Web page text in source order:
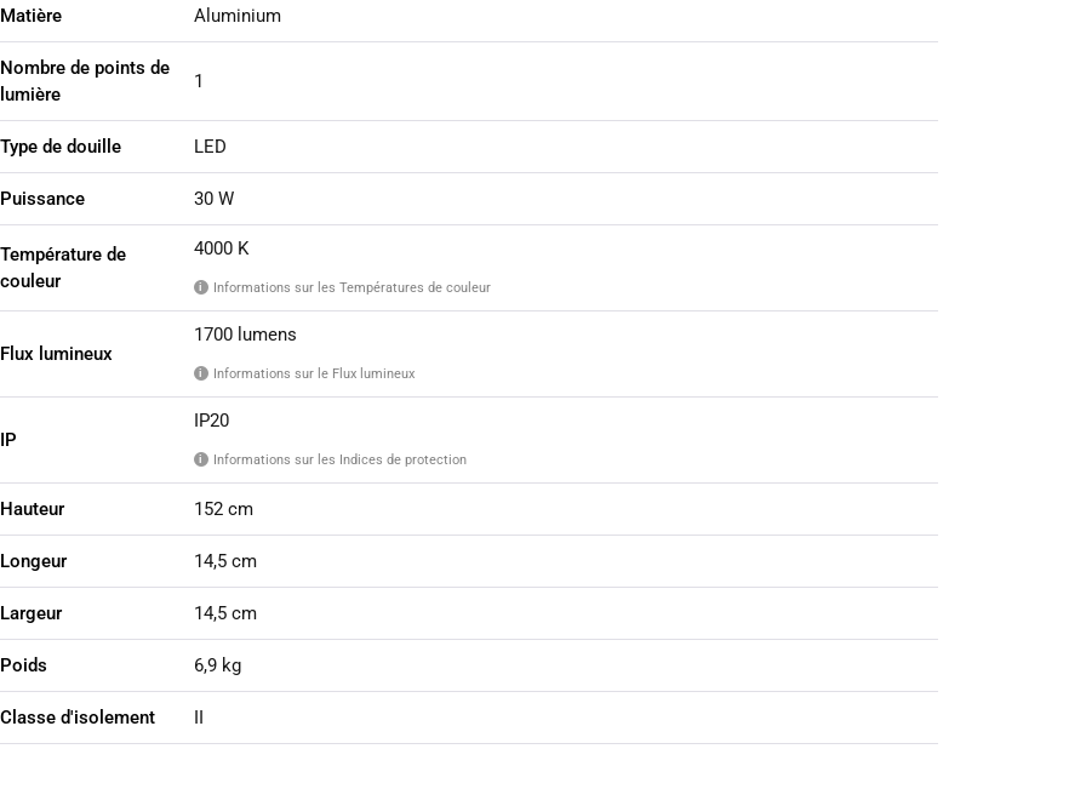
Matière Aluminium
Nombre de points de
lumière
1
Type de douille LED
Puissance 30 W
Température de
couleur
4000 K
i Informations sur les Températures de couleur
Flux lumineux
1700 lumens
i Informations sur le Flux lumineux
IP
IP20
i Informations sur les Indices de protection
Hauteur 152 cm
Longeur 14,5 cm
Largeur 14,5 cm
Poids 6,9 kg
Classe d'isolement II